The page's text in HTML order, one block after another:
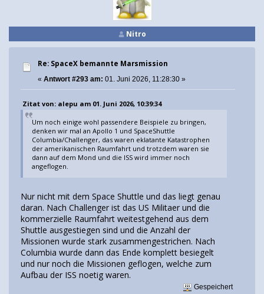
Nitro
Re: SpaceX bemannte Marsmission
« Antwort #293 am: 01. Juni 2026, 11:28:30 »
Zitat von: alepu am 01. Juni 2026, 10:39:34
Um noch einige wohl passendere Beispiele zu bringen,
denken wir mal an Apollo 1 und SpaceShuttle
Columbia/Challenger, das waren eklatante Katastrophen
der amerikanischen Raumfahrt und trotzdem waren sie
dann auf dem Mond und die ISS wird immer noch
angeflogen.
Nur nicht mit dem Space Shuttle und das liegt genau
daran. Nach Challenger ist das US Militaer und die
kommerzielle Raumfahrt weitestgehend aus dem
Shuttle ausgestiegen sind und die Anzahl der
Missionen wurde stark zusammengestrichen. Nach
Columbia wurde dann das Ende komplett besiegelt
und nur noch die Missionen geflogen, welche zum
Aufbau der ISS noetig waren.
Gespeichert